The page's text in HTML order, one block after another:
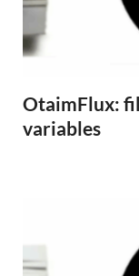
OtaimFlux:
variables